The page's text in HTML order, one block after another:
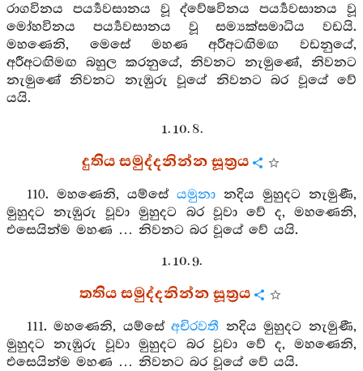
රාගවිනය පර්‍ය්‍යවසානය වූ ද්වේෂවිනය පර්‍ය්‍යවසානය වූ
මෝහවිනය පර්‍ය්‍යවසානය වූ සම්‍යක්සමාධිය වඩයි.
මහණෙනි, මෙසේ මහණ අරීඅටඟිමඟ වඩනුයේ,
අරීඅටඟිමඟ බහුල කරනුයේ, නිවනට නැමුණේ, නිවනට
නැමුණේ නිවනට නැඹුරු වූයේ නිවනට බර වූයේ වේ
යයි.
1. 10. 8.
දුතිය සමුද්දනින්න සූත්‍රය
110. මහණෙනි, යම්සේ යමුනානදිය මුහුදට නැමුණී,
මුහුදට නැඹුරු වූවා මුහුදට බර වූවා වේ ද, මහණෙනි,
එසෙයින්ම මහණ … නිවනට බර වූයේ වේ යයි.
1. 10. 9.
තතිය සමුද්දනින්න සූත්‍රය
111. මහණෙනි, යම්සේඅචිරවතී නදිය මුහුදට නැමුණී,
මුහුදට නැඹුරු වූවා මුහුදට බර වූවා වේ ද, මහණෙනි,
එසෙයින්ම මහණ … නිවනට බර වූයේ වේ යයි.